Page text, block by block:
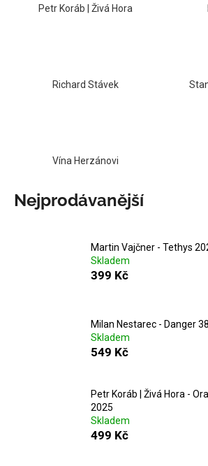
Petr Koráb | Živá Hora
Richard Stávek
Vína Herzánovi
Nejprodávanější
Martin Vajčner - Tethys
Skladem
399 Kč
Milan Nestarec - Danger
Skladem
549 Kč
Petr Koráb | Živá Hora -
2025
Skladem
499 Kč
SAUVIGNON